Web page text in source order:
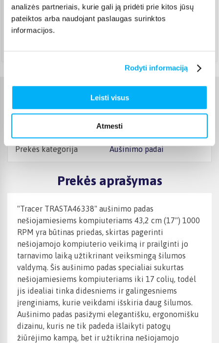
analizės partneriais, kurie gali ją pridėti prie kitos jūsų
pateiktos arba naudojant paslaugas surinktos
informacijos.
Rodyti informaciją
Leisti visus
Atmesti
DPD paštomatas (3,99 €)
Pristato ir šeštadienį
Rugpjūtis 18d. - Rugpjūtis 24d.
TRACER
Prekės kategorija Aušinimo padai
Prekės aprašymas
"Tracer TRASTA46338" aušinimo padas
nešiojamiesiems kompiuteriams 43,2 cm (17") 1000
RPM yra būtinas priedas, skirtas pagerinti
nešiojamojo kompiuterio veikimą ir prailginti jo
tarnavimo laiką užtikrinant veiksmingą šilumos
valdymą. Šis aušinimo padas specialiai sukurtas
nešiojamiesiems kompiuteriams iki 17 colių, todėl
jis idealiai tinka didesniems ir galingesniems
įrenginiams, kurie veikdami išskiria daug šilumos.
Aušinimo padas pasižymi elegantišku, ergonomišku
dizainu, kuris ne tik padeda išlaikyti patogų
žiūrėjimo kampą, bet ir užtikrina nešiojamojo